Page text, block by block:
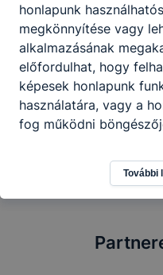
Az iskolában 2026. július
17. között személyes
szerdai napokon 8-12
lehetséges. A javítóvizsga időpontja: 2026.
augusztus 25. (kedd) 8
kapcsolatos
augusztus 24. (hétfő) 8-12
2026. júl. 4. Tóth Erika
honlapunk
megkönnyítése vagy
alkalmazásának
előfordulhat, hogy
képesek honlapunk
használatára, vagy a
fog működni
További